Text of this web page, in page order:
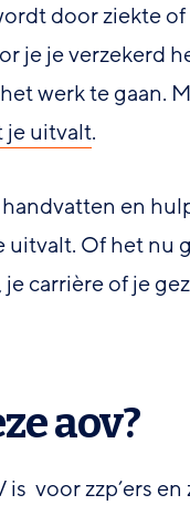
door ziekte
je je verzekerd
werk te gaan.
je uitvalt.
en
Of het nu
carrière of je
aov?
voor zzp’ers